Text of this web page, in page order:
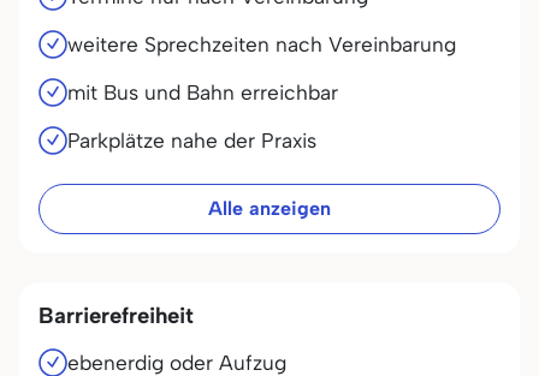
weitere Sprechzeiten nach Vereinbarung
mit Bus und Bahn erreichbar
Parkplätze nahe der Praxis
Alle anzeigen
Barrierefreiheit
ebenerdig oder Aufzug